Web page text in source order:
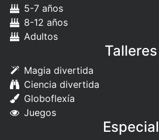
5-7 años
8-12 años
Adultos
Talleres
Magia divertida
Ciencia divertida
Globoflexía
Juegos
Especial